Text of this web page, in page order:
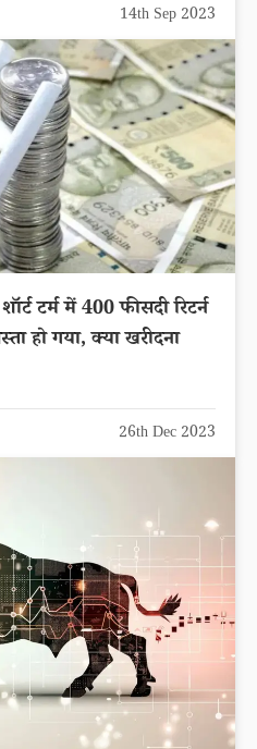
14th Sep 2023
टर्म में 400 फीसदी रिटर्न
हो गया, क्या खरीदना
26th Dec 2023